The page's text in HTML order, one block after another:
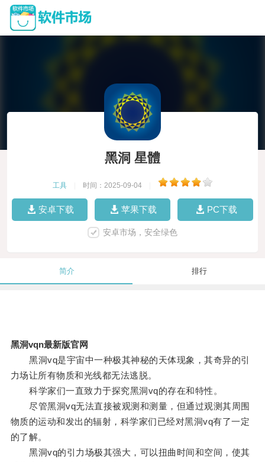
黑洞 星體
工具 时间：2025-09-04
安卓下载 苹果下载 PC下载
安卓市场，安全绿色
简介 排行
黑洞vqn最新版官网
黑洞vq是宇宙中一种极其神秘的天体现象，其奇异的引
力场让所有物质和光线都无法逃脱。
科学家们一直致力于探究黑洞vq的存在和特性。
尽管黑洞vq无法直接被观测和测量，但通过观测其周围
物质的运动和发出的辐射，科学家们已经对黑洞vq有了一定
的了解。
黑洞vq的引力场极其强大，可以扭曲时间和空间，使其